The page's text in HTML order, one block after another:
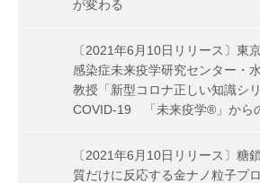
が変わる
〔2021年6月10日リリース〕東
感染症未来疫学研究センター・
教授「新型コロナ正しい知識シ
COVID-19 「未来疫学®」から
〔2021年6月10日リリース〕糖
質だけに反応する金ナノ粒子プ